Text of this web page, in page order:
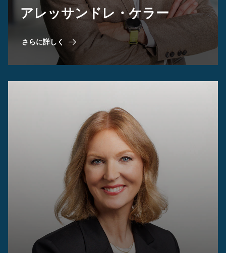
アレッサンドレ・ケラー
さらに詳しく